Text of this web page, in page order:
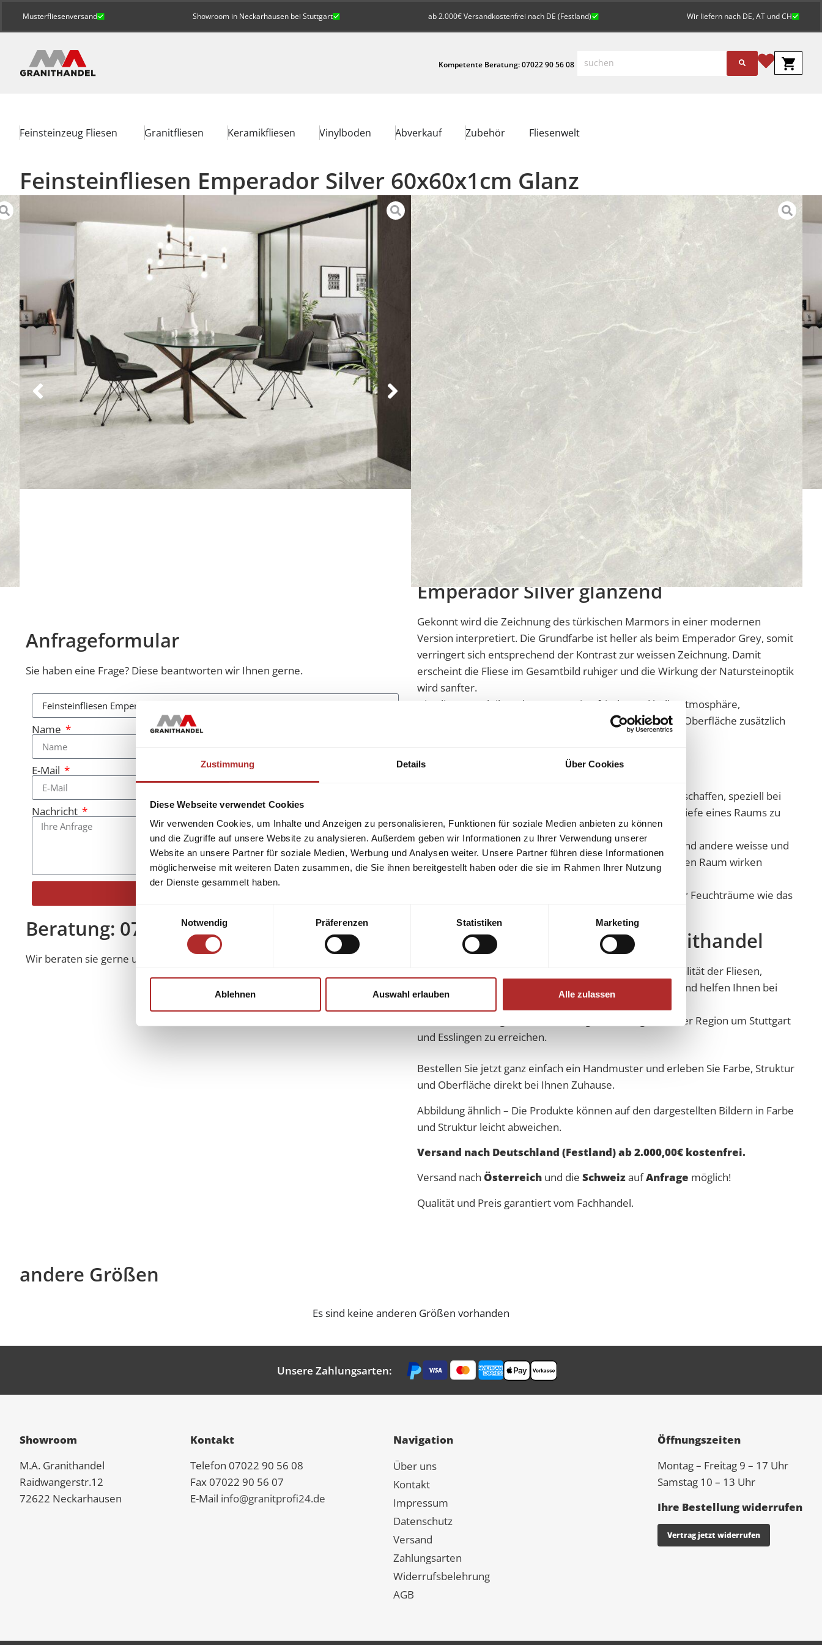
Zustimmung Details Über Cookies
Diese Webseite verwendet Cookies
Wir verwenden Cookies, um Inhalte und Anzeigen zu personalisieren, Funktionen für soziale Medien anbieten zu können
und die Zugriffe auf unsere Website zu analysieren. Außerdem geben wir Informationen zu Ihrer Verwendung unserer
Website an unsere Partner für soziale Medien, Werbung und Analysen weiter. Unsere Partner führen diese Informationen
möglicherweise mit weiteren Daten zusammen, die Sie ihnen bereitgestellt haben oder die sie im Rahmen Ihrer Nutzung
der Dienste gesammelt haben.
Notwendig
Präferenzen Statistiken Marketing
Ablehnen Auswahl erlauben Alle zulassen
Musterfliesenversand Showroom in Neckarhausen bei Stuttgart ab 2.000€ Versandkostenfrei nach DE (Festland) Wir liefern nach DE, AT und CH
Kompetente Beratung: 07022 90 56 08
Feinsteinzeug Fliesen Granitfliesen Keramikfliesen Vinylboden Abverkauf Zubehör Fliesenwelt
Feinsteinfliesen Emperador Silver 60x60x1cm Glanz
Anfrageformular
Sie haben eine Frage? Diese beantworten wir Ihnen gerne.
Name
E-Mail
Nachricht
Beratung: 07022 90 56 08
Wir beraten sie gerne und kompetent!
34,90
27,92
30,15
quadratische Form Wand- und Bodenfliesen rektifiziert
1. Wahl Premiumqualität Fliesen aus Spanien geeignet für Fußbodenheizung
geeignet für Innen & Außen
2-3 Werktage
Sockelleisten bestellen
Feinsteinfliesen Emperador Silver
60x60x1cm Glanz
Feinsteinzeugfliesen
Emperador Silver glänzend
Gekonnt wird die Zeichnung des türkischen Marmors in einer modernen
Version interpretiert. Die Grundfarbe ist heller als beim Emperador Grey, somit
verringert sich entsprechend der Kontrast zur weissen Zeichnung. Damit
erscheint die Fliese im Gesamtbild ruhiger und die Wirkung der Natursteinoptik
wird sanfter.
Die Fliesen verleihen dem Raum eine frische und helle Atmosphäre,
reflektieren einfallendes Licht, was durch die glänzende Oberfläche zusätzlich
Es werde Licht
Herausragende Wahl um freundlich helles Ambiente zu schaffen, speziell bei
reduziert einfallendem Licht oder um mehr Licht in die Tiefe eines Raums zu
bringen.
Dabei zeigt sich die filigraneMarmoroptik dezent, während andere weisse und
helle Fliesen mit dunkler Zeichnung sehr dominant auf den Raum wirken
Wie alle unsere Feinsteinfliesen sind sie auch bestens für Feuchträume wie das
Ausstellung + Lager M.A.Granithandel
Sehen + fühlen: Überzeugen Sie sich bei uns von der Qualität der Fliesen,
vergleichen Sie mit Alternativen. Wir beraten Sie gerne und helfen Ihnen bei
Neckarhausen liegt nahe bei Nürtingen und ist gut aus der Region um Stuttgart
und Esslingen zu erreichen.
Bestellen Sie jetzt ganz einfach ein Handmuster und erleben Sie Farbe, Struktur
und Oberfläche direkt bei Ihnen Zuhause.
Abbildung ähnlich – Die Produkte können auf den dargestellten Bildern in Farbe
und Struktur leicht abweichen.
Versand nach Deutschland (Festland) ab 2.000,00€ kostenfrei.
Versand nach Österreich und die SchweizaufAnfrage möglich!
Qualität und Preis garantiert vom Fachhandel.
andere Größen
Es sind keine anderen Größen vorhanden
Unsere Zahlungsarten:
Showroom
M.A. Granithandel
Raidwangerstr.12
72622 Neckarhausen
Kontakt
Telefon 07022 90 56 08
Fax 07022 90 56 07
E-Mail info@granitprofi24.de
Navigation
Über uns
Kontakt
Impressum
Datenschutz
Versand
Zahlungsarten
Widerrufsbelehrung
AGB
Öffnungszeiten
Montag – Freitag 9 – 17 Uhr
Samstag 10 – 13 Uhr
Ihre Bestellung widerrufen
Vertrag jetzt widerrufen